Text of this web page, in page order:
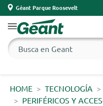
Géant Parque Roosevelt
HOME TECNOLOGÍA
PERIFÉRICOS Y